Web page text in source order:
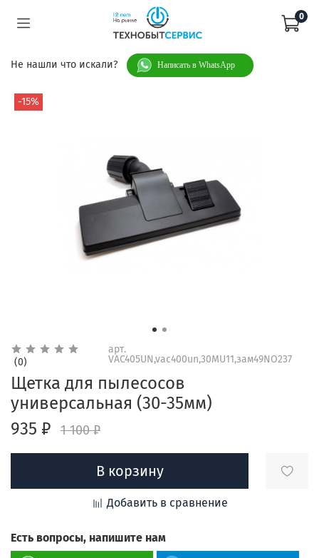
0
Не нашли что искали? Написать в WhatsApp
-15%
(0)
арт.
VAC405UN,vac400un,30MU11,зам49NO237
Щетка для пылесосов
универсальная (30-35мм)
935 ₽
1 100 ₽
В корзину
Добавить в сравнение
Есть вопросы, напишите нам